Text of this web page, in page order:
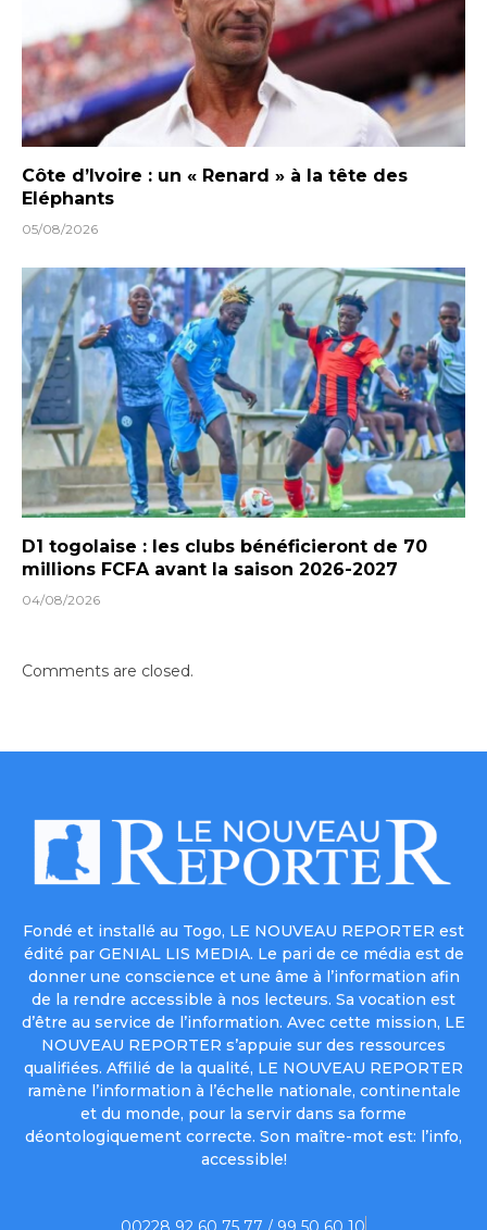
Côte d’Ivoire : un « Renard » à la tête des
Eléphants
05/08/2026
D1 togolaise : les clubs bénéficieront de 70
millions FCFA avant la saison 2026-2027
04/08/2026
Comments are closed.
Fondé et installé au Togo, LE NOUVEAU REPORTER est
édité par GENIAL LIS MEDIA. Le pari de ce média est de
donner une conscience et une âme à l’information afin
de la rendre accessible à nos lecteurs. Sa vocation est
d’être au service de l’information. Avec cette mission, LE
NOUVEAU REPORTER s’appuie sur des ressources
qualifiées. Affilié de la qualité, LE NOUVEAU REPORTER
ramène l’information à l’échelle nationale, continentale
et du monde, pour la servir dans sa forme
déontologiquement correcte. Son maître-mot est: l’info,
accessible!